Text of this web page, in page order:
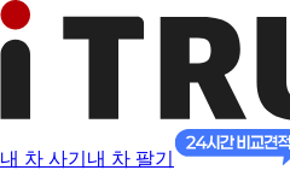
내 차 사기 내 차 팔기